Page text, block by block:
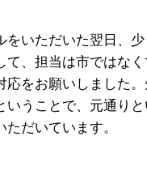
いただいた翌日、
、担当は市ではな
をお願いしました
うことで、元通り
だいています。